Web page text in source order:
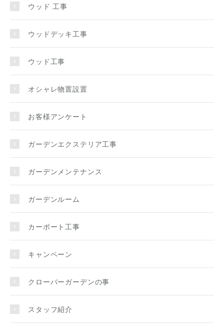
ウッド 工事
ウッドデッキ工事
ウッド工事
オシャレ物置設置
お客様アンケート
ガーデンエクステリア工事
ガーデンメンテナンス
ガーデンルーム
カーポート工事
キャンペーン
クローバーガーデンの事
スタッフ紹介